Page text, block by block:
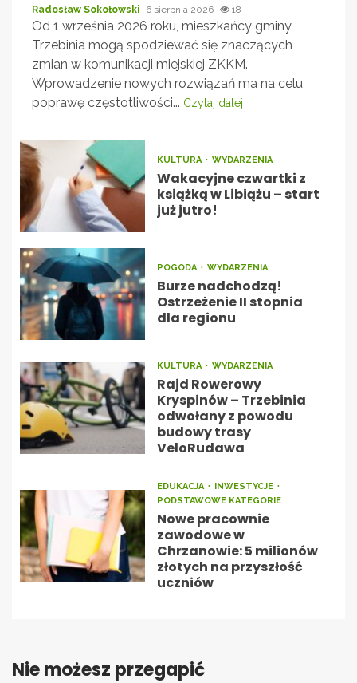
Radosław Sokołowski 6 sierpnia 2026 18
Od 1 września 2026 roku, mieszkańcy gminy
Trzebinia mogą spodziewać się znaczących
zmian w komunikacji miejskiej ZKKM.
Wprowadzenie nowych rozwiązań ma na celu
poprawę częstotliwości... Czytaj dalej
KULTURA WYDARZENIA
Wakacyjne czwartki z
książką w Libiążu – start
już jutro!
POGODA WYDARZENIA
Burze nadchodzą!
Ostrzeżenie II stopnia
dla regionu
KULTURA WYDARZENIA
Rajd Rowerowy
Kryspinów – Trzebinia
odwołany z powodu
budowy trasy
VeloRudawa
EDUKACJA
INWESTYCJE
PODSTAWOWE KATEGORIE
Nowe pracownie
zawodowe w
Chrzanowie: 5 milionów
złotych na przyszłość
uczniów
Nie możesz przegapić